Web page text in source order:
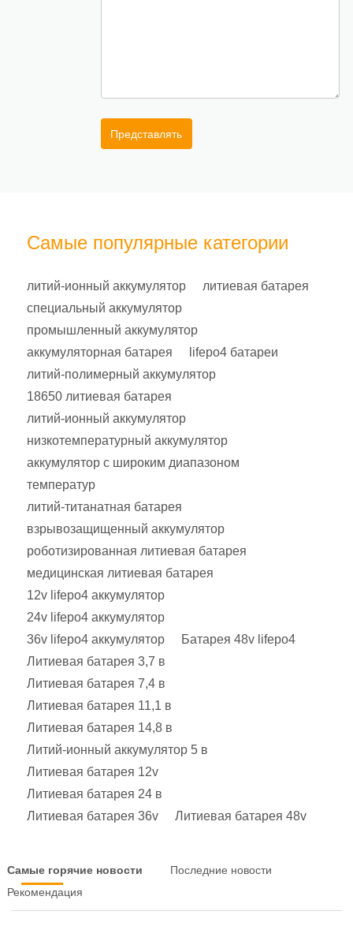
Представлять
Самые популярные категории
литий-ионный аккумулятор
литиевая батарея
специальный аккумулятор
промышленный аккумулятор
аккумуляторная батарея
lifepo4 батареи
литий-полимерный аккумулятор
18650 литиевая батарея
литий-ионный аккумулятор
низкотемпературный аккумулятор
аккумулятор с широким диапазоном
температур
литий-титанатная батарея
взрывозащищенный аккумулятор
роботизированная литиевая батарея
медицинская литиевая батарея
12v lifepo4 аккумулятор
24v lifepo4 аккумулятор
36v lifepo4 аккумулятор
Батарея 48v lifepo4
Литиевая батарея 3,7 в
Литиевая батарея 7,4 в
Литиевая батарея 11,1 в
Литиевая батарея 14,8 в
Литий-ионный аккумулятор 5 в
Литиевая батарея 12v
Литиевая батарея 24 в
Литиевая батарея 36v
Литиевая батарея 48v
Самые горячие новости
Последние новости
Рекомендация